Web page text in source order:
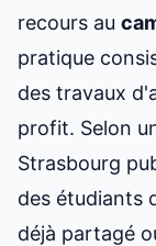
recours au
pratique
des travaux
profit. Selon
Strasbourg
des étudiants
déjà partagé